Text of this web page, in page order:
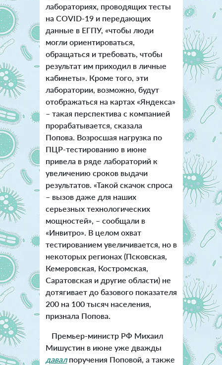
лабораториях, проводящих тесты
на COVID-19 и передающих
данные в ЕГПУ, «чтобы люди
могли ориентироваться,
обращаться и требовать, чтобы
результат им приходил в личные
кабинеты». Кроме того, эти
лаборатории, возможно, будут
отображаться на картах «Яндекса»
– такая перспектива с компанией
прорабатывается, сказала
Попова. Возросшая нагрузка по
ПЦР-тестированию в июне
привела в ряде лабораторий к
увеличению сроков выдачи
результатов. «Такой скачок спроса
– вызов даже для наших
серьезных технологических
мощностей», – сообщали в
«Инвитро». В целом охват
тестированием увеличивается, но в
некоторых регионах (Псковская,
Кемеровская, Костромская,
Саратовская и другие области) не
дотягивает до базового показателя
200 на 100 тысяч населения,
признала Попова.
Премьер-министр РФ Михаил
Мишустин в июне уже дважды
давалпоручения Поповой, а также